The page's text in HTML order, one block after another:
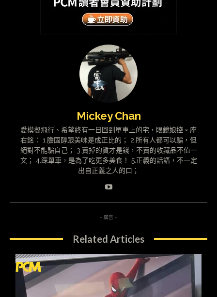
Mickey Chan
愛模擬飛行、希望終有一日回到單車上的宅，眼鏡娘控。座
右銘： 1.膽固醇跟美味是成正比的； 2.所有人都可以騙，但
絕對不能騙自己； 3.賣掉的貨才是錢，不賣的收藏品不值一
文； 4.踩單車，是為了吃更多美食！ 5.正義的話語，不一定
出自正義之人的口；
- 廣告 -
Related Articles